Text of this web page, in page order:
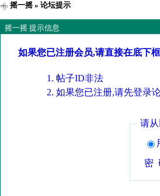
摇一摇» 论坛提示
摇一摇 提示信息
如果您已注册会员,请直接在底下
帖子ID非法
如果您已注册,请先登录
请
密